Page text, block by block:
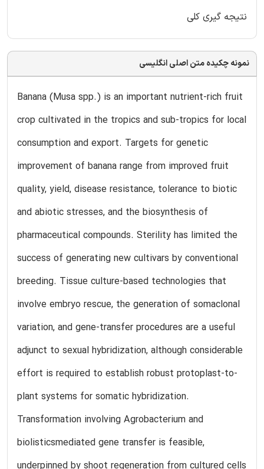
نتیجه گیری کلی
نمونه چکیده متن اصلی انگلیسی
Banana (Musa spp.) is an important nutrient-rich fruit
crop cultivated in the tropics and sub-tropics for local
consumption and export. Targets for genetic
improvement of banana range from improved fruit
quality, yield, disease resistance, tolerance to biotic
and abiotic stresses, and the biosynthesis of
pharmaceutical compounds. Sterility has limited the
success of generating new cultivars by conventional
breeding. Tissue culture-based technologies that
involve embryo rescue, the generation of somaclonal
variation, and gene-transfer procedures are a useful
adjunct to sexual hybridization, although considerable
effort is required to establish robust protoplast-to-
plant systems for somatic hybridization.
Transformation involving Agrobacterium and
biolisticsmediated gene transfer is feasible,
underpinned by shoot regeneration from cultured cells